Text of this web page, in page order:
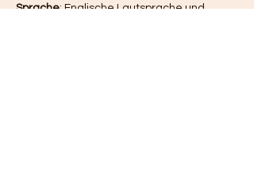
Sprache: Englische Lautsprache und